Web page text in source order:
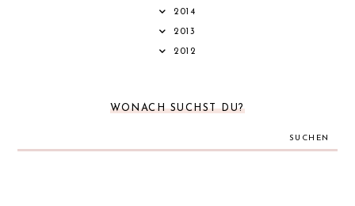
2014
2013
2012
WONACH SUCHST DU?
SUCHEN